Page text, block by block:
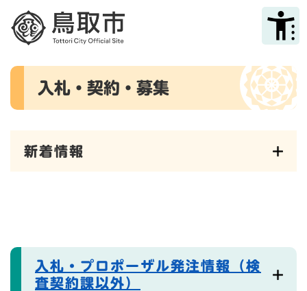
メニューを飛ばして本文へ
本
入札・契約・募集
新着情報
入札・プロポーザル発注情報（検
査契約課以外）